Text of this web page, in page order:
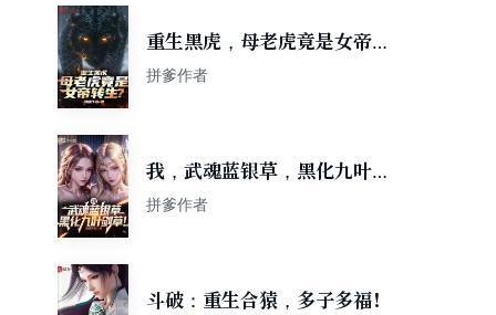
重生黑虎，母老虎竟是女帝转
生？
拼爹作者
我，武魂蓝银草，黑化九叶剑
草！
拼爹作者
斗破：重生合猿，多子多福！